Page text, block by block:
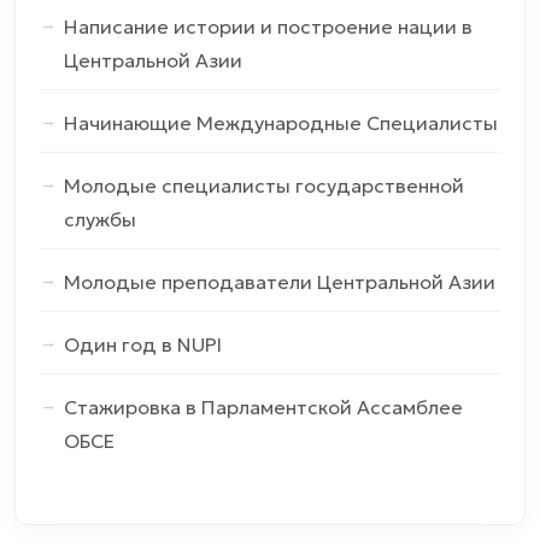
Написание истории и построение нации в
Центральной Азии
Начинающие Международные Специалисты
Молодые специалисты государственной
службы
Молодые преподаватели Центральной Азии
Один год в NUPI
Стажировка в Парламентской Ассамблее
ОБСЕ